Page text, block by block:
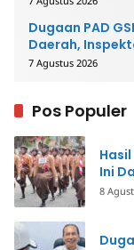
Dugaan PAD
Daerah,
7 Agustus 2026
Pos Populer
Ini
8